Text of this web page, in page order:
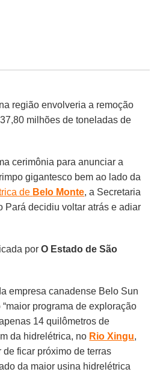
na região envolveria a remoção
milhões de toneladas de
cerimônia para anunciar a
gigantesco bem ao lado da
de Belo Monte, a Secretaria
Pará decidiu voltar atrás e adiar
porO Estado de São
empresa canadense Belo Sun
programa de exploração
14 quilômetros de
da hidrelétrica, no Rio Xingu,
de ficar próximo de terras
da maior usina hidrelétrica